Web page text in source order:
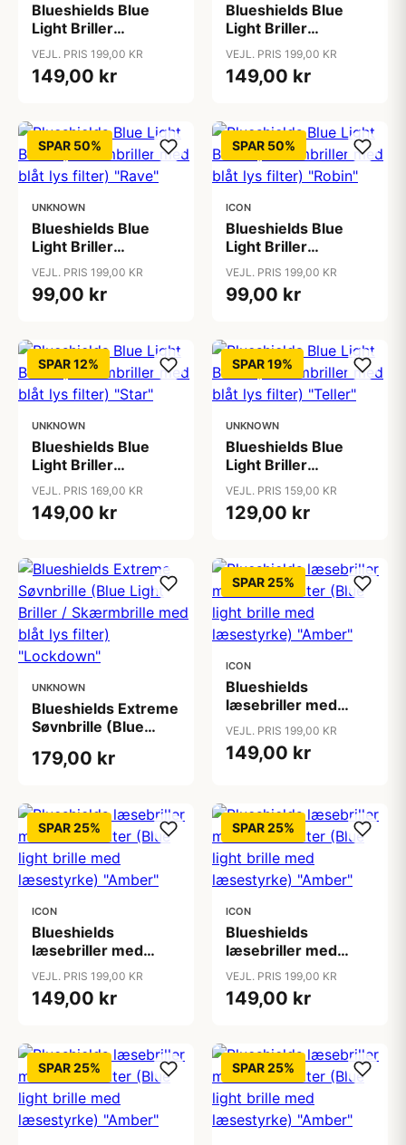
Blueshields Blue
Light Briller
(Skærmbriller med
blåt lys filter)
"Ocean"
VEJL. PRIS 199,00 KR
149,00 kr
Blueshields Blue
Light Briller
(Skærmbriller med
blåt lys filter)
"Office"
VEJL. PRIS 199,00 KR
149,00 kr
SPAR 50%
UNKNOWN
Blueshields Blue
Light Briller
(Skærmbriller med
blåt lys filter) "Rave"
VEJL. PRIS 199,00 KR
99,00 kr
SPAR 50%
ICON
Blueshields Blue
Light Briller
(Skærmbriller med
blåt lys filter) "Robin"
VEJL. PRIS 199,00 KR
99,00 kr
SPAR 12%
UNKNOWN
Blueshields Blue
Light Briller
(Skærmbriller med
blåt lys filter) "Star"
VEJL. PRIS 169,00 KR
149,00 kr
SPAR 19%
UNKNOWN
Blueshields Blue
Light Briller
(Skærmbriller med
blåt lys filter) "Teller"
VEJL. PRIS 159,00 KR
129,00 kr
UNKNOWN
Blueshields Extreme
Søvnbrille (Blue
Skærmbrille med
179,00 kr
SPAR 25%
ICON
Blueshields
læsebriller med
skærmfilter (Blue
light brille med
læsestyrke) "Amber"
VEJL. PRIS 199,00 KR
149,00 kr
SPAR 25%
ICON
Blueshields
læsebriller med
skærmfilter (Blue
light brille med
læsestyrke) "Amber"
VEJL. PRIS 199,00 KR
149,00 kr
SPAR 25%
ICON
Blueshields
læsebriller med
skærmfilter (Blue
light brille med
læsestyrke) "Amber"
VEJL. PRIS 199,00 KR
149,00 kr
SPAR 25% SPAR 25%